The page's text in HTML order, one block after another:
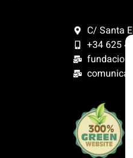
C/ Santa
+34 625 47